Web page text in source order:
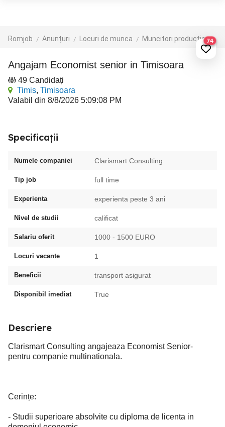
Romjob Anunțuri Locuri de munca Muncitori productie - depozit - logistica74
Angajam Economist senior in Timisoara
49 Candidați
Timis, Timisoara
Valabil din 8/8/2026 5:09:08 PM
Specificații
Numele companiei Clarismart Consulting
Tip job full time
Experienta experienta peste 3 ani
Nivel de studii calificat
Salariu oferit 1000 - 1500 EURO
Locuri vacante 1
Beneficii transport asigurat
Disponibil imediat True
Descriere
Clarismart Consulting angajeaza Economist Senior-
pentru companie multinationala.
Cerințe:
- Studii superioare absolvite cu diploma de licenta in